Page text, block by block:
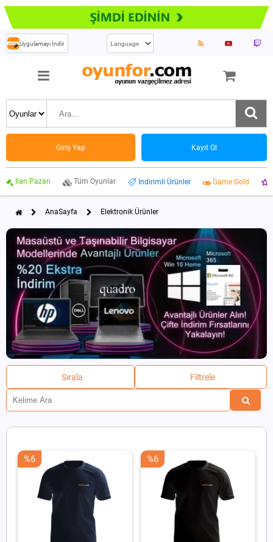
Uygulamayı İndir
Giriş Yap Kayıt Ol
İlan Pazarı Tüm Oyunlar İndirimli Ürünler Game Gold
AnaSayfa Elektronik Ürünler
Sırala Filtrele
%6 %6